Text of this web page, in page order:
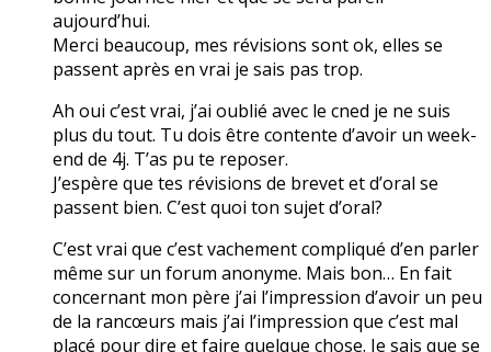
aujourd’hui.
Merci beaucoup, mes révisions sont ok, elles se
passent après en vrai je sais pas trop.
Ah oui c’est vrai, j’ai oublié avec le cned je ne suis
plus du tout. Tu dois être contente d’avoir un week-
end de 4j. T’as pu te reposer.
J’espère que tes révisions de brevet et d’oral se
passent bien. C’est quoi ton sujet d’oral?
C’est vrai que c’est vachement compliqué d’en parler
même sur un forum anonyme. Mais bon… En fait
concernant mon père j’ai l’impression d’avoir un peu
de la rancœurs mais j’ai l’impression que c’est mal
placé pour dire et faire quelque chose. Je sais que se